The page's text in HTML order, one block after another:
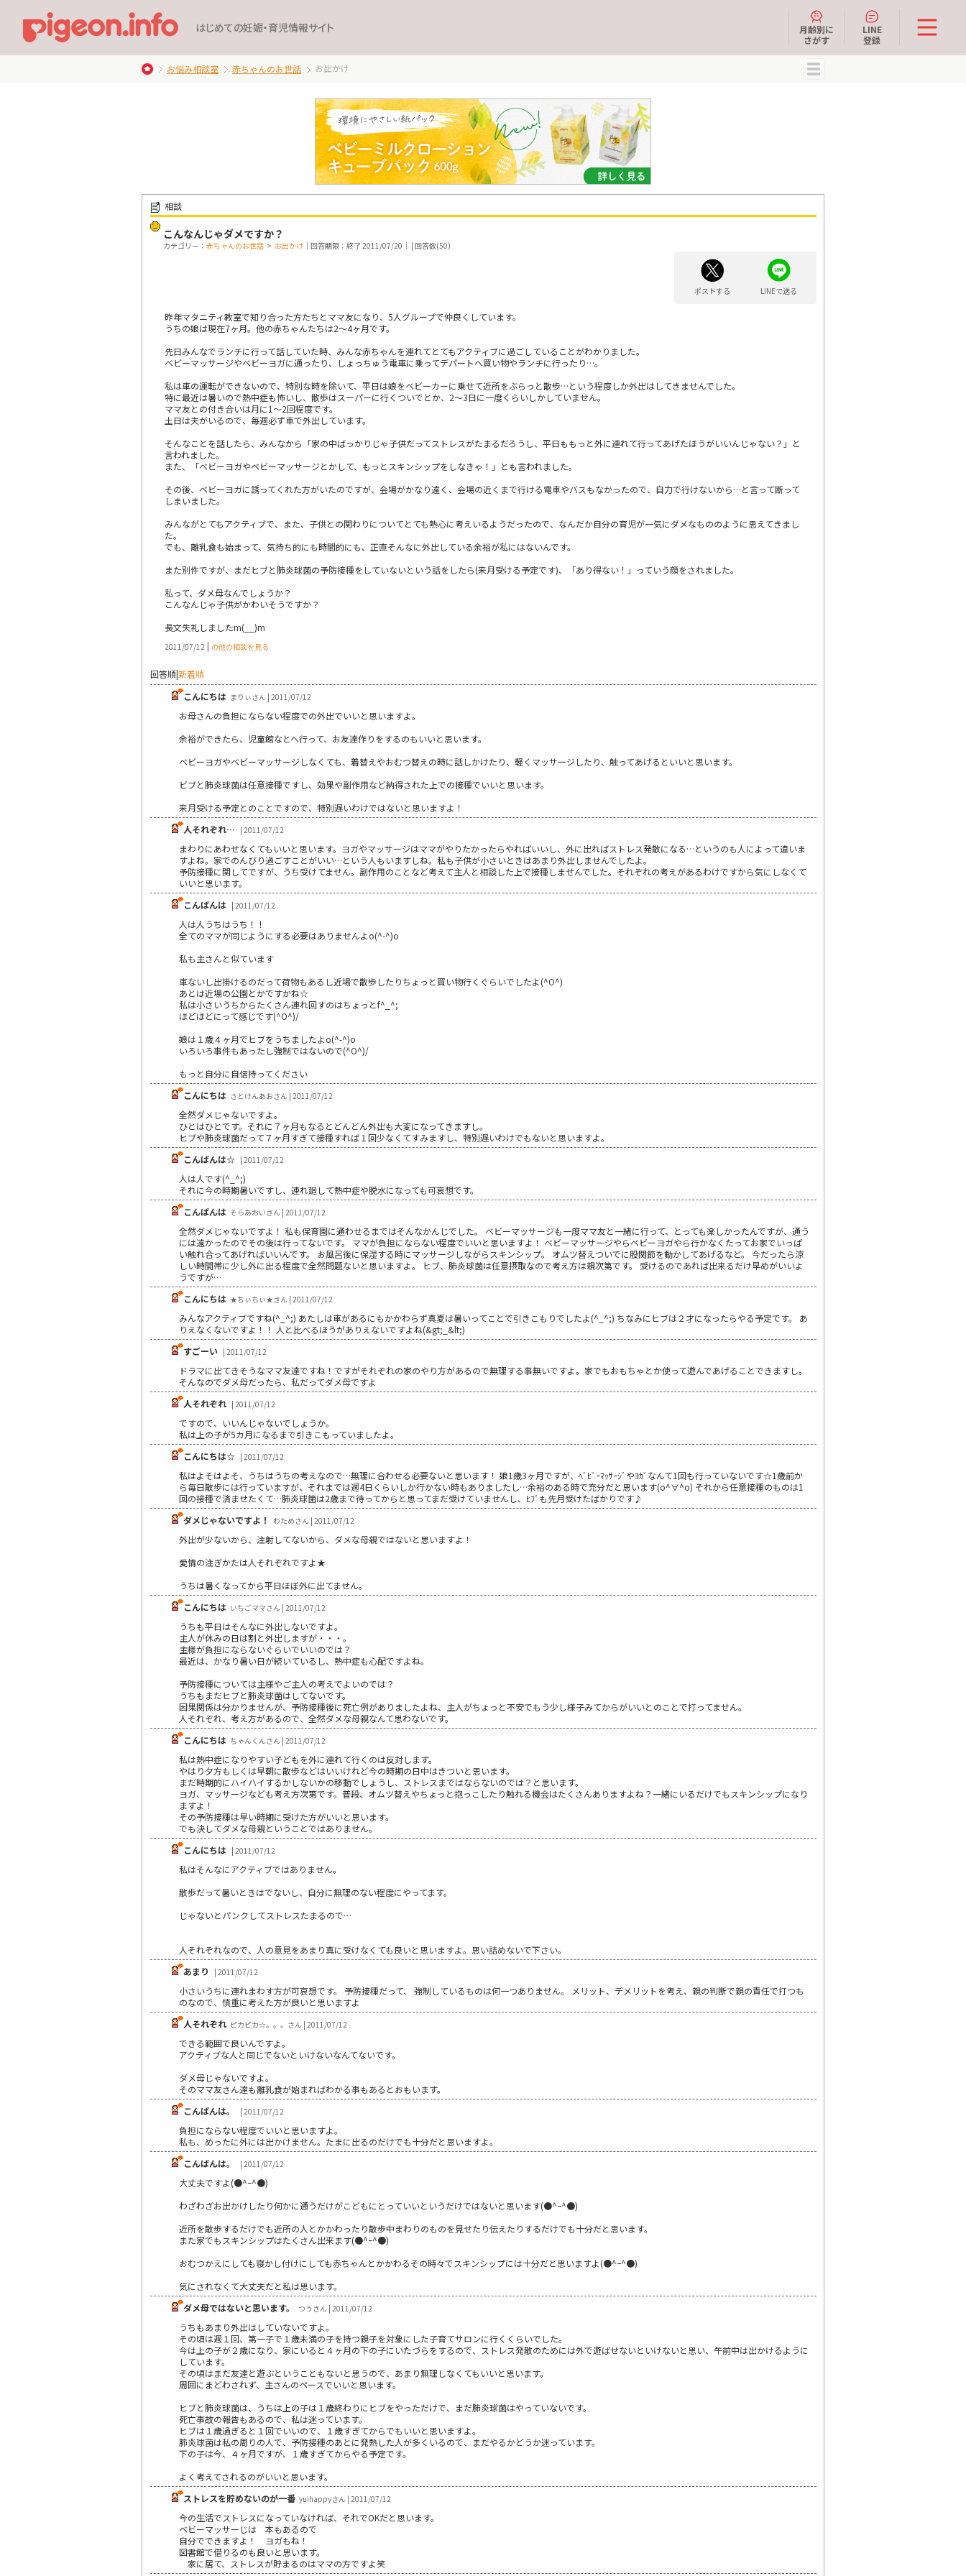
はじめての妊娠・育児情報サイト
月齢別に
さがす
LINE
登録
お悩み相談室 赤ちゃんのお世話 お出かけ
相談
こんなんじゃダメですか？
カテゴリー： 赤ちゃんのお世話 > お出かけ ｜回答期限：終了 2011/07/20｜ | 回答数(50)
ポストする LINEで送る
昨年マタニティ教室で知り合った方たちとママ友になり、5人グループで仲良くしています。
うちの娘は現在7ヶ月。他の赤ちゃんたちは2～4ヶ月です。
先日みんなでランチに行って話していた時、みんな赤ちゃんを連れてとてもアクティブに過ごしていることがわかりました。
ベビーマッサージやベビーヨガに通ったり、しょっちゅう電車に乗ってデパートへ買い物やランチに行ったり…。
私は車の運転ができないので、特別な時を除いて、平日は娘をベビーカーに乗せて近所をぶらっと散歩…という程度しか外出はしてきませんでした。
特に最近は暑いので熱中症も怖いし、散歩はスーパーに行くついでとか、2～3日に一度くらいしかしていません。
ママ友との付き合いは月に1～2回程度です。
土日は夫がいるので、毎週必ず車で外出しています。
そんなことを話したら、みんなから「家の中ばっかりじゃ子供だってストレスがたまるだろうし、平日ももっと外に連れて行ってあげたほうがいいんじゃない？」と
言われました。
また、「ベビーヨガやベビーマッサージとかして、もっとスキンシップをしなきゃ！」とも言われました。
その後、ベビーヨガに誘ってくれた方がいたのですが、会場がかなり遠く、会場の近くまで行ける電車やバスもなかったので、自力で行けないから…と言って断って
しまいました。
みんながとてもアクティブで、また、子供との関わりについてとても熱心に考えいるようだったので、なんだか自分の育児が一気にダメなもののように思えてきまし
た。
でも、離乳食も始まって、気持ち的にも時間的にも、正直そんなに外出している余裕が私にはないんです。
また別件ですが、まだヒブと肺炎球菌の予防接種をしていないという話をしたら(来月受ける予定です)、「あり得ない！」っていう顔をされました。
私って、ダメ母なんでしょうか？
こんなんじゃ子供がかわいそうですか？
長文失礼しましたm(__)m
2011/07/12 | の他の相談を見る
回答順|新着順
こんにちは まりぃさん | 2011/07/12
お母さんの負担にならない程度での外出でいいと思いますよ。
余裕ができたら、児童館なとへ行って、お友達作りをするのもいいと思います。
ベビーヨガやベビーマッサージしなくても、着替えやおむつ替えの時に話しかけたり、軽くマッサージしたり、触ってあげるといいと思います。
ビブと肺炎球菌は任意接種ですし、効果や副作用など納得された上での接種でいいと思います。
来月受ける予定とのことですので、特別遅いわけではないと思いますよ！
人それぞれ… | 2011/07/12
まわりにあわせなくてもいいと思います。ヨガやマッサージはママがやりたかったらやればいいし、外に出ればストレス発散になる…というのも人によって違いま
すよね。家でのんびり過ごすことがいい…という人もいますしね。私も子供が小さいときはあまり外出しませんでしたよ。
予防接種に関してですが、うち受けてません。副作用のことなど考えて主人と相談した上で接種しませんでした。それぞれの考えがあるわけですから気にしなくて
いいと思います。
こんばんは | 2011/07/12
人は人うちはうち！！
全てのママが同じようにする必要はありませんよo(^-^)o
私も主さんと似ています
車ないし出掛けるのだって荷物もあるし近場で散歩したりちょっと買い物行くぐらいでしたよ(^O^)
あとは近場の公園とかですかね☆
私は小さいうちからたくさん連れ回すのはちょっとf^_^;
ほどほどにって感じです(^O^)/
娘は１歳４ヶ月でヒブをうちましたよo(^-^)o
いろいろ事件もあったし強制ではないので(^O^)/
もっと自分に自信持ってください
こんにちは さとけんあおさん | 2011/07/12
全然ダメじゃないですよ。
ひとはひとです。それに７ヶ月もなるとどんどん外出も大変になってきますし。
ヒブや肺炎球菌だって７ヶ月すぎて接種すれば１回少なくてすみますし、特別遅いわけでもないと思いますよ。
こんばんは☆ | 2011/07/12
人は人です(^_^;)
それに今の時期暑いですし、連れ廻して熱中症や脱水になっても可哀想です。
こんばんは そらあおいさん | 2011/07/12
全然ダメじゃないですよ！ 私も保育園に通わせるまではそんなかんじでした。 ベビーマッサージも一度ママ友と一緒に行って、とっても楽しかったんですが、通う
には遠かったのでその後は行ってないです。 ママが負担にならない程度でいいと思いますよ！ ベビーマッサージやらベビーヨガやら行かなくたってお家でいっぱ
い触れ合ってあげればいいんです。 お風呂後に保湿する時にマッサージしながらスキンシップ。 オムツ替えついでに股関節を動かしてあげるなど。 今だったら涼
しい時間帯に少し外に出る程度で全然問題ないと思いますよ。 ヒブ、肺炎球菌は任意摂取なので考え方は親次第です。 受けるのであれば出来るだけ早めがいいよ
うですが…
こんにちは ★ちぃちぃ★さん | 2011/07/12
みんなアクティブですね(^_^;) あたしは車があるにもかかわらず真夏は暑いってことで引きこもりでしたよ(^_^;) ちなみにヒブは２才になったらやる予定です。 あ
りえなくないですよ！！ 人と比べるほうがありえないですよね(&gt;_&lt;)
すごーい | 2011/07/12
ドラマに出てきそうなママ友達ですね！ですがそれぞれの家のやり方があるので無理する事無いですよ。家でもおもちゃとか使って遊んであげることできますし。
そんなのでダメ母だったら、私だってダメ母ですよ
人それぞれ | 2011/07/12
ですので、いいんじゃないでしょうか。
私は上の子が5カ月になるまで引きこもっていましたよ。
こんにちは☆ | 2011/07/12
私はよそはよそ、うちはうちの考えなので…無理に合わせる必要ないと思います！ 娘1歳3ヶ月ですが、ﾍﾞﾋﾞｰﾏｯｻｰｼﾞやﾖｶﾞなんて1回も行っていないです☆1歳前か
ら毎日散歩には行っていますが、それまでは週4日くらいしか行かない時もありましたし…余裕のある時で充分だと思います(o^∀^o) それから任意接種のものは1
回の接種で済ませたくて…肺炎球箘は2歳まで待ってからと思ってまだ受けていませんし、ﾋﾌﾞも先月受けたばかりです♪
ダメじゃないですよ！
わためさん | 2011/07/12
外出が少ないから、注射してないから、ダメな母親ではないと思いますよ！
愛情の注ぎかたは人それぞれですよ★
うちは暑くなってから平日ほぼ外に出てません。
こんにちは いちごママさん | 2011/07/12
うちも平日はそんなに外出しないですよ。
主人が休みの日は割と外出しますが・・・。
主様が負担にならないぐらいでいいのでは？
最近は、かなり暑い日が続いているし、熱中症も心配ですよね。
予防接種については主様やご主人の考えでよいのでは？
うちもまだヒブと肺炎球菌はしてないです。
因果関係は分かりませんが、予防接種後に死亡例がありましたよね、主人がちょっと不安でもう少し様子みてからがいいとのことで打ってません。
人それぞれ、考え方があるので、全然ダメな母親なんて思わないです。
こんにちは ちゃんくんさん | 2011/07/12
私は熱中症になりやすい子どもを外に連れて行くのは反対します。
やはり夕方もしくは早朝に散歩などはいいけれど今の時期の日中はきついと思います。
まだ時期的にハイハイするかしないかの移動でしょうし、ストレスまではならないのでは？と思います。
ヨガ、マッサージなども考え方次第です。普段、オムツ替えやちょっと抱っこしたり触れる機会はたくさんありますよね？一緒にいるだけでもスキンシップになり
ますよ！
その予防接種は早い時期に受けた方がいいと思います。
でも決してダメな母親ということではありません。
こんにちは | 2011/07/12
私はそんなにアクティブではありません。
散歩だって暑いときはでないし、自分に無理のない程度にやってます。
じゃないとパンクしてストレスたまるので…
人それぞれなので、人の意見をあまり真に受けなくても良いと思いますよ。思い詰めないで下さい。
あまり
| 2011/07/12
小さいうちに連れまわす方が可哀想です。 予防接種だって、 強制しているものは何一つありません。 メリット、デメリットを考え、親の判断で親の責任で打つも
のなので、慎重に考えた方が良いと思いますよ
人それぞれ ピカピカ☆。。。さん | 2011/07/12
できる範囲で良いんですよ。
アクティブな人と同じでないといけないなんてないです。
ダメ母じゃないですよ。
そのママ友さん達も離乳食が始まればわかる事もあるとおもいます。
こんばんは。
| 2011/07/12
負担にならない程度でいいと思いますよ。
私も、めったに外には出かけません。たまに出るのだけでも十分だと思いますよ。
こんばんは。
| 2011/07/12
大丈夫ですよ(●^ｰ^●)
わざわざお出かけしたり何かに通うだけがこどもにとっていいというだけではないと思います(●^ｰ^●)
近所を散歩するだけでも近所の人とかかわったり散歩中まわりのものを見せたり伝えたりするだけでも十分だと思います。
また家でもスキンシップはたくさん出来ます(●^ｰ^●)
おむつかえにしても寝かし付けにしても赤ちゃんとかかわるその時々でスキンシップには十分だと思いますよ(●^ｰ^●)
気にされなくて大丈夫だと私は思います。
ダメ母ではないと思います。
つうさん | 2011/07/12
うちもあまり外出はしていないですよ。
その頃は週１回、第一子で１歳未満の子を持つ親子を対象にした子育てサロンに行くくらいでした。
今は上の子が２歳になり、家にいると４ヶ月の下の子にいたづらをするので、ストレス発散のためには外で遊ばせないといけないと思い、午前中は出かけるように
しています。
その頃はまだ友達と遊ぶということもないと思うので、あまり無理しなくてもいいと思います。
周囲にまどわされず、主さんのペースでいいと思います。
ヒブと肺炎球菌は、うちは上の子は１歳終わりにヒブをやっただけで、まだ肺炎球菌はやっていないです。
死亡事故の報告もあるので、私は迷っています。
ヒブは１歳過ぎると１回でいいので、１歳すぎてからでもいいと思いますよ。
肺炎球菌は私の周りの人で、予防接種のあとに発熱した人が多くいるので、まだやるかどうか迷っています。
下の子は今、４ヶ月ですが、１歳すぎてからやる予定です。
よく考えてされるのがいいと思います。
ストレスを貯めないのが一番 yuihappyさん | 2011/07/12
今の生活でストレスになっていなければ、それでOKだと思います。
ベビーマッサーじは 本もあるので
自分でできますよ！ ヨガもね！
図書館で借りるのも良いと思います。
家に居て、ストレスが貯まるのはママの方ですよ笑